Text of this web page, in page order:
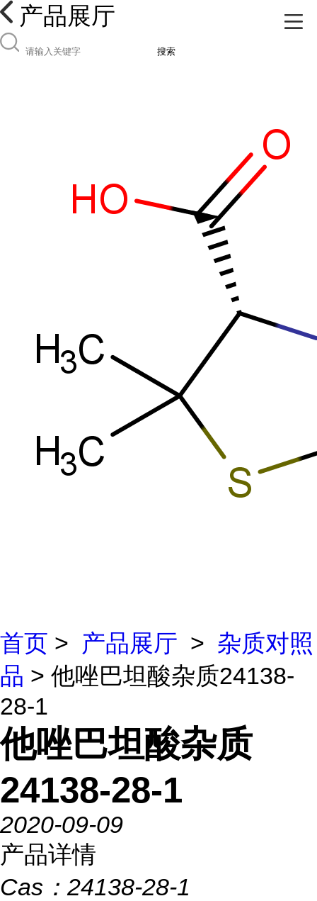
产品展厅
搜索
首页 > 产品展厅 > 杂质对照
品 > 他唑巴坦酸杂质24138-
28-1
他唑巴坦酸杂质
24138-28-1
2020-09-09
产品详情
Cas： 24138-28-1